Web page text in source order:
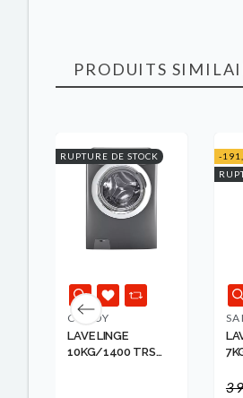
PRODUITS
RUPTURE DE STOCK
CANDY
LAVE LINGE
10KG/1400 TRS
-
3